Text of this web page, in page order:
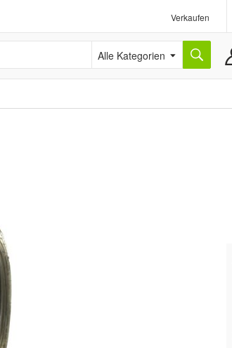
Verkaufen
Alle Kategorien